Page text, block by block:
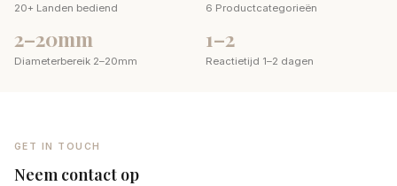
20+ Landen bediend 6 Productcategorieën
2–20mm
Diameterbereik 2–20mm
1–2
Reactietijd 1–2 dagen
GET IN TOUCH
Neem contact op